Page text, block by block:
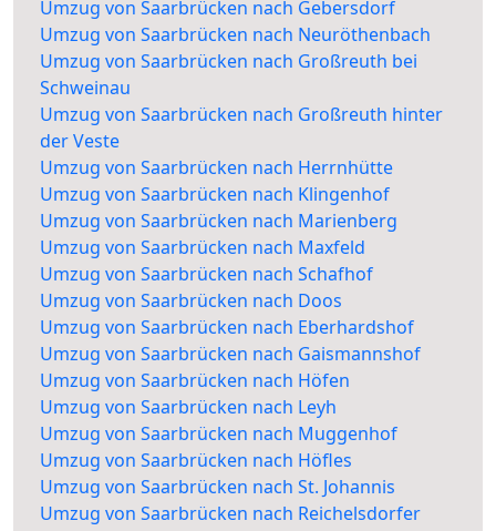
Umzug von Saarbrücken nach Gebersdorf
Umzug von Saarbrücken nach Neuröthenbach
Umzug von Saarbrücken nach Großreuth bei
Schweinau
Umzug von Saarbrücken nach Großreuth hinter
der Veste
Umzug von Saarbrücken nach Herrnhütte
Umzug von Saarbrücken nach Klingenhof
Umzug von Saarbrücken nach Marienberg
Umzug von Saarbrücken nach Maxfeld
Umzug von Saarbrücken nach Schafhof
Umzug von Saarbrücken nach Doos
Umzug von Saarbrücken nach Eberhardshof
Umzug von Saarbrücken nach Gaismannshof
Umzug von Saarbrücken nach Höfen
Umzug von Saarbrücken nach Leyh
Umzug von Saarbrücken nach Muggenhof
Umzug von Saarbrücken nach Höfles
Umzug von Saarbrücken nach St. Johannis
Umzug von Saarbrücken nach Reichelsdorfer